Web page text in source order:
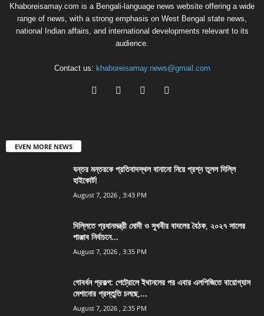
Khaboreisamay.com is a Bengali-language news website offering a wide
range of news, with a strong emphasis on West Bengal state news,
national Indian affairs, and international developments relevant to its
audience.
Contact us: khaboreisamay.news@gmail.com
EVEN MORE NEWS
যন্তর মন্তরকে প্রতিবাদস্থল বানানো নিয়ে প্রশ্ন তুলল দিল্লি
হাইকোর্ট!
August 7, 2026 , 3:43 PM
দিল্লিতে প্রধানমন্ত্রী মোদী ও সুখবীর বাদলের বৈঠক, ২০২৭ সালের
পাঞ্জাব নির্বাচনে...
August 7, 2026 , 3:35 PM
গোবর্ধন প্রকল্প: পেট্রোলে ইথানলের পর এবার এলপিজিতে বায়োগ্যাস
মেশানোর প্রস্তুতি চলছে,...
August 7, 2026 , 2:35 PM